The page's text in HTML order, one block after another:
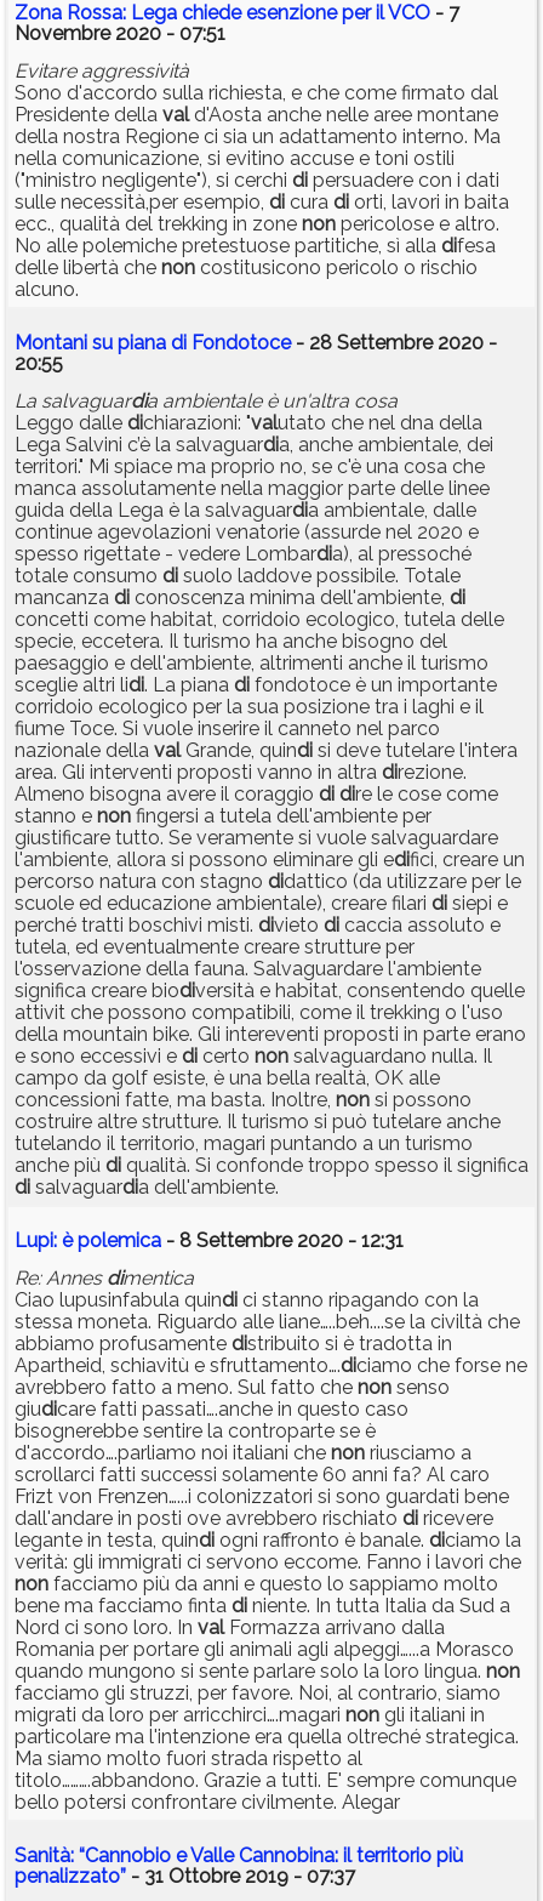
Zona Rossa: Lega chiede esenzione per il VCO - 7
Novembre 2020 - 07:51
Evitare aggressività
Sono d'accordo sulla richiesta, e che come firmato dal
Presidente della vald'Aosta anche nelle aree montane
della nostra Regione ci sia un adattamento interno. Ma
nella comunicazione, si evitino accuse e toni ostili
("ministro negligente"), si cerchi di persuadere con i dati
sulle necessità,per esempio, di cura di orti, lavori in baita
ecc., qualità del trekking in zone non pericolose e altro.
No alle polemiche pretestuose partitiche, sì alla difesa
delle libertà che non costitusicono pericolo o rischio
alcuno.
Montani su piana di Fondotoce- 28 Settembre 2020 -
20:55
La salvaguardia ambientale è un'altra cosa
Leggo dalle dichiarazioni: "valutato che nel dna della
Lega Salvini c’è la salvaguardia, anche ambientale, dei
territori." Mi spiace ma proprio no, se c'è una cosa che
manca assolutamente nella maggior parte delle linee
guida della Lega è la salvaguardia ambientale, dalle
continue agevolazioni venatorie (assurde nel 2020 e
spesso rigettate - vedere Lombardia), al pressoché
totale consumo di suolo laddove possibile. Totale
mancanza di conoscenza minima dell'ambiente, di
concetti come habitat, corridoio ecologico, tutela delle
specie, eccetera. Il turismo ha anche bisogno del
paesaggio e dell'ambiente, altrimenti anche il turismo
sceglie altri lidi. La piana di fondotoce è un importante
corridoio ecologico per la sua posizione tra i laghi e il
fiume Toce. Si vuole inserire il canneto nel parco
nazionale della valGrande, quindi si deve tutelare l'intera
area. Gli interventi proposti vanno in altra direzione.
Almeno bisogna avere il coraggio di dire le cose come
stanno e non fingersi a tutela dell'ambiente per
giustificare tutto. Se veramente si vuole salvaguardare
l'ambiente, allora si possono eliminare gli edifici, creare un
percorso natura con stagno didattico (da utilizzare per le
scuole ed educazione ambientale), creare filari di siepi e
perché tratti boschivi misti. divieto di caccia assoluto e
tutela, ed eventualmente creare strutture per
l'osservazione della fauna. Salvaguardare l'ambiente
significa creare biodiversità e habitat, consentendo quelle
attivit che possono compatibili, come il trekking o l'uso
della mountain bike. Gli intereventi proposti in parte erano
e sono eccessivi e di certo non salvaguardano nulla. Il
campo da golf esiste, è una bella realtà, OK alle
concessioni fatte, ma basta. Inoltre, non si possono
costruire altre strutture. Il turismo si può tutelare anche
tutelando il territorio, magari puntando a un turismo
anche più di qualità. Si confonde troppo spesso il significa
di salvaguardia dell'ambiente.
Lupi: è polemica - 8 Settembre 2020 - 12:31
Re: Annes dimentica
Ciao lupusinfabula quindi ci stanno ripagando con la
stessa moneta. Riguardo alle liane…..beh....se la civiltà che
abbiamo profusamente distribuito si è tradotta in
Apartheid, schiavitù e sfruttamento….diciamo che forse ne
avrebbero fatto a meno. Sul fatto che non senso
giudicare fatti passati….anche in questo caso
bisognerebbe sentire la controparte se è
d'accordo….parliamo noi italiani che non riusciamo a
scrollarci fatti successi solamente 60 anni fa? Al caro
Frizt von Frenzen…...i colonizzatori si sono guardati bene
dall'andare in posti ove avrebbero rischiato di ricevere
legante in testa, quindi ogni raffronto è banale. diciamo la
verità: gli immigrati ci servono eccome. Fanno i lavori che
non facciamo più da anni e questo lo sappiamo molto
bene ma facciamo finta di niente. In tutta Italia da Sud a
Nord ci sono loro. In valFormazza arrivano dalla
Romania per portare gli animali agli alpeggi…...a Morasco
quando mungono si sente parlare solo la loro lingua. non
facciamo gli struzzi, per favore. Noi, al contrario, siamo
migrati da loro per arricchirci….magari non gli italiani in
particolare ma l'intenzione era quella oltreché strategica.
Ma siamo molto fuori strada rispetto al
titolo……….abbandono. Grazie a tutti. E' sempre comunque
bello potersi confrontare civilmente. Alegar
Sanità: “Cannobio e Valle Cannobina: il territorio più
penalizzato” - 31 Ottobre 2019 - 07:37